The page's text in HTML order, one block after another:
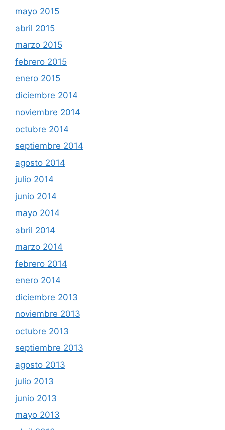
mayo 2015
abril 2015
marzo 2015
febrero 2015
enero 2015
diciembre 2014
noviembre 2014
octubre 2014
septiembre 2014
agosto 2014
julio 2014
junio 2014
mayo 2014
abril 2014
marzo 2014
febrero 2014
enero 2014
diciembre 2013
noviembre 2013
octubre 2013
septiembre 2013
agosto 2013
julio 2013
junio 2013
mayo 2013